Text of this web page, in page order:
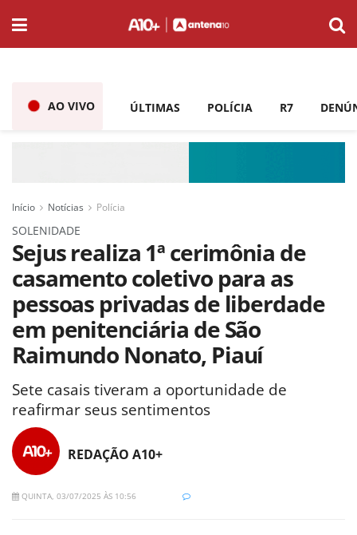
AO VIVO ÚLTIMAS POLÍCIA R7
Início Notícias Polícia
SOLENIDADE
Sejus realiza 1ª cerimônia de
casamento coletivo para as
pessoas privadas de liberdade
em penitenciária de São
Raimundo Nonato, Piauí
Sete casais tiveram a oportunidade de
reafirmar seus sentimentos
REDAÇÃO A10+
QUINTA, 03/07/2025 ÀS 10:56